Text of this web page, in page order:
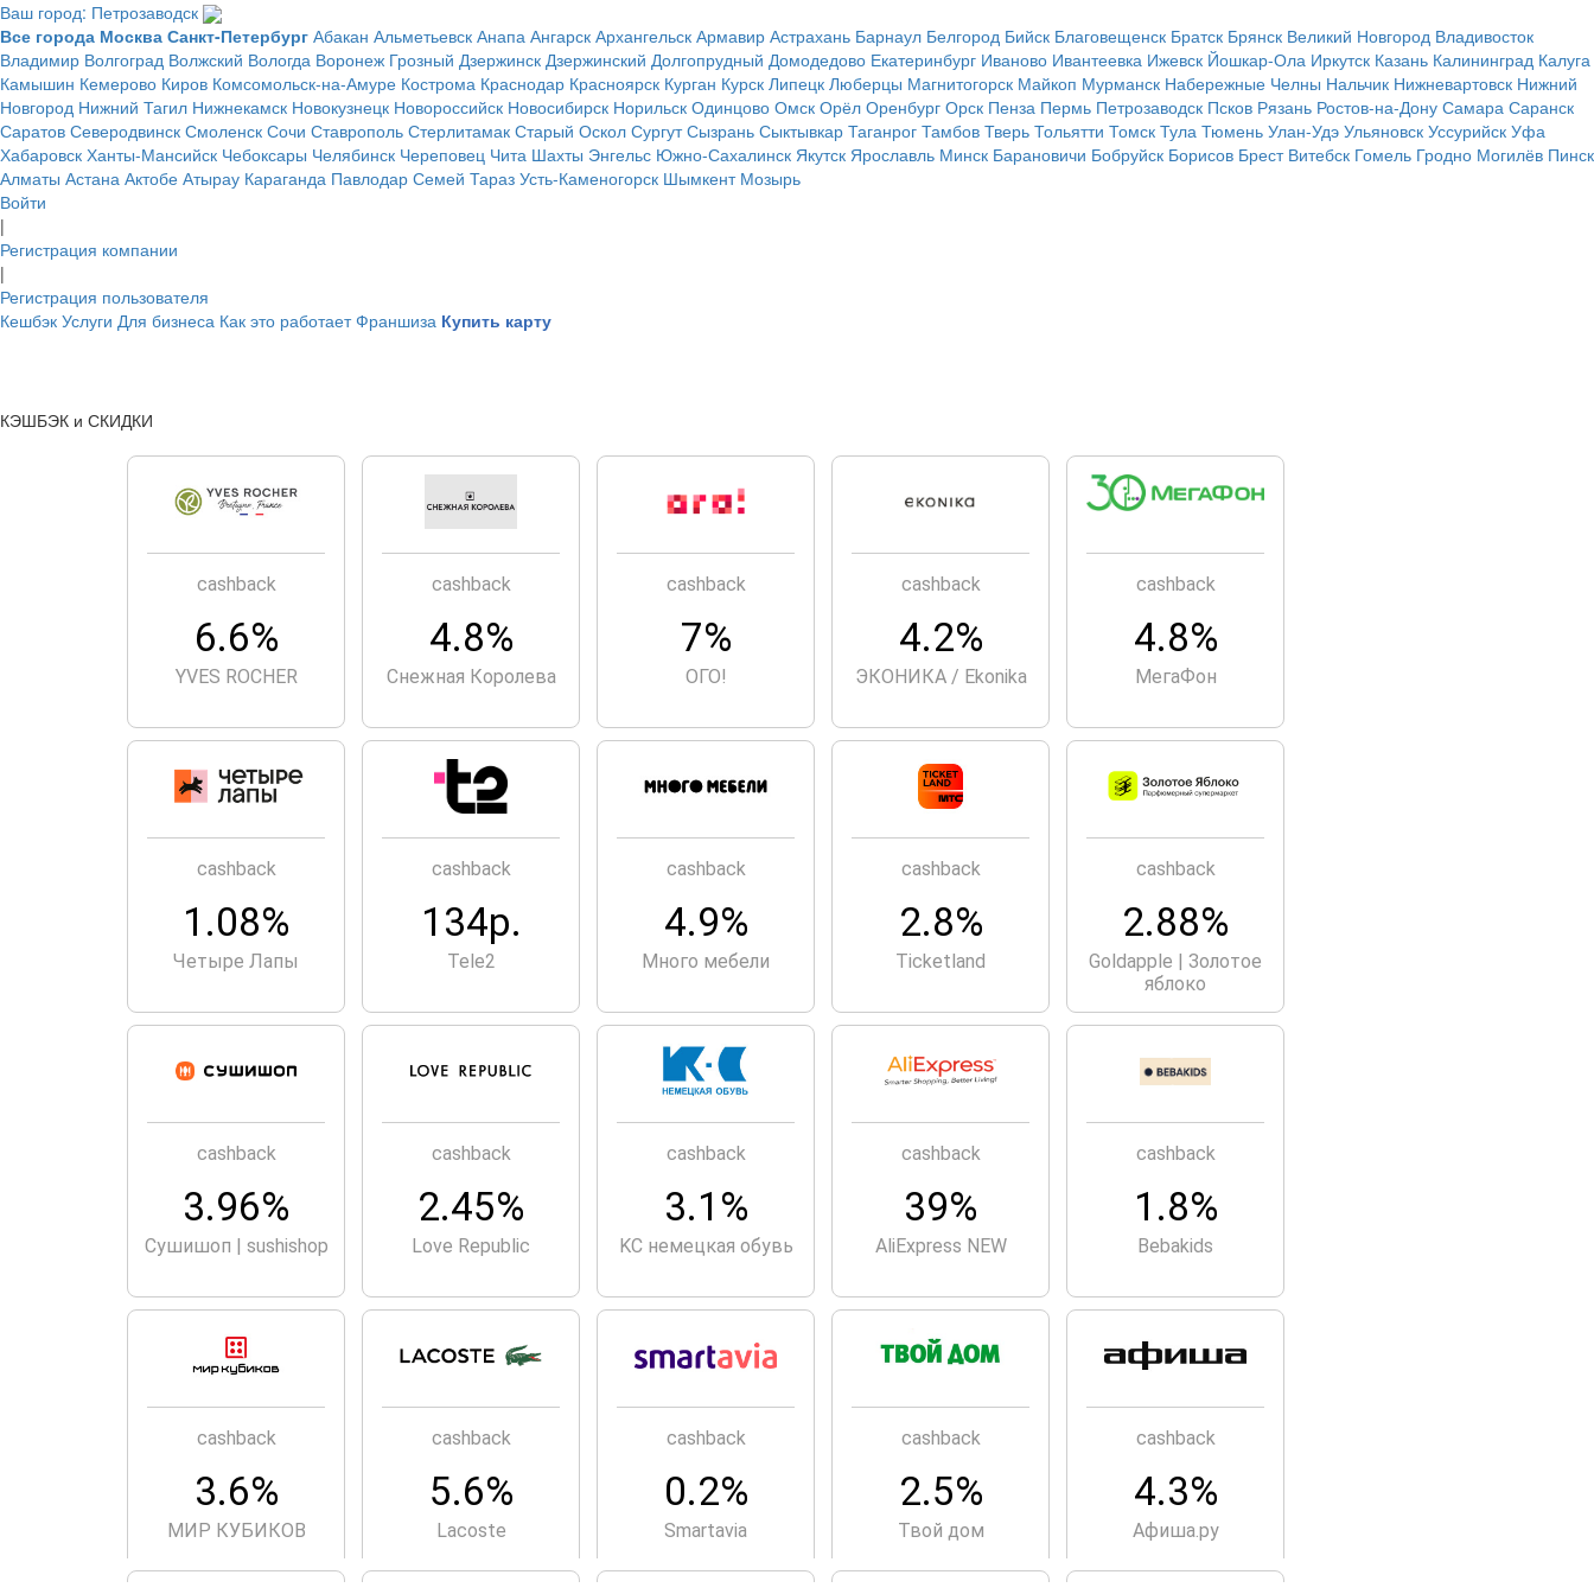
Ваш город: Петрозаводск
Все города Москва Санкт-Петербург Абакан Альметьевск Анапа Ангарск Архангельск Армавир Астрахань Барнаул Белгород Бийск Благовещенск Братск Брянск Великий Новгород Владивосток
Владимир Волгоград Волжский Вологда Воронеж Грозный Дзержинск Дзержинский Долгопрудный Домодедово Екатеринбург Иваново Ивантеевка Ижевск Йошкар-Ола Иркутск Казань Калининград Калуга
Камышин Кемерово Киров Комсомольск-на-Амуре Кострома Краснодар Красноярск Курган Курск Липецк Люберцы Магнитогорск Майкоп Мурманск Набережные Челны Нальчик Нижневартовск Нижний
Новгород Нижний Тагил Нижнекамск Новокузнецк Новороссийск Новосибирск Норильск Одинцово Омск Орёл Оренбург Орск Пенза Пермь Петрозаводск Псков Рязань Ростов-на-Дону Самара Саранск
Саратов Северодвинск Смоленск Сочи Ставрополь Стерлитамак Старый Оскол Сургут Сызрань Сыктывкар Таганрог Тамбов Тверь Тольятти Томск Тула Тюмень Улан-Удэ Ульяновск Уссурийск Уфа
Хабаровск Ханты-Мансийск Чебоксары Челябинск Череповец Чита Шахты Энгельс Южно-Сахалинск Якутск Ярославль Минск Барановичи Бобруйск Борисов Брест Витебск Гомель Гродно Могилёв Пинск
Алматы Астана Актобе Атырау Караганда Павлодар Семей Тараз Усть-Каменогорск Шымкент Мозырь
Войти
|
Регистрация компании
|
Регистрация пользователя
Кешбэк Услуги Для бизнеса Как это работает Франшиза Купить карту
КЭШБЭК и СКИДКИ
cashback
6.6%
YVES ROCHER
cashback
4.8%
Снежная Королева
cashback
7%
ОГО!
cashback
4.2%
ЭКОНИКА / Ekonika
cashback
4.8%
МегаФон
cashback
1.08%
Четыре Лапы
cashback
134р.
Tele2
cashback
4.9%
Много мебели
cashback
2.8%
Ticketland
cashback
2.88%
Goldapple | Золотое
яблоко
cashback
3.96%
Сушишоп | sushishop
cashback
2.45%
Love Republic
cashback
3.1%
KC немецкая обувь
cashback
39%
AliExpress NEW
cashback
1.8%
Bebakids
cashback
3.6%
МИР КУБИКОВ
cashback
5.6%
Lacoste
cashback
0.2%
Smartavia
cashback
2.5%
Твой дом
cashback
4.3%
Aфиша.ру